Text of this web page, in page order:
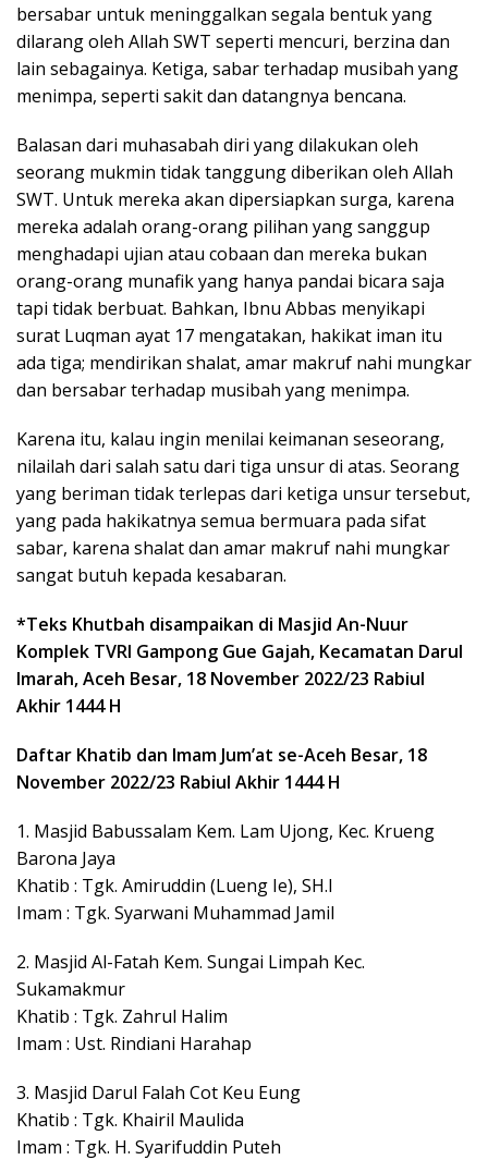
bersabar untuk meninggalkan segala bentuk yang
dilarang oleh Allah SWT seperti mencuri, berzina dan
lain sebagainya. Ketiga, sabar terhadap musibah yang
menimpa, seperti sakit dan datangnya bencana.
Balasan dari muhasabah diri yang dilakukan oleh
seorang mukmin tidak tanggung diberikan oleh Allah
SWT. Untuk mereka akan dipersiapkan surga, karena
mereka adalah orang-orang pilihan yang sanggup
menghadapi ujian atau cobaan dan mereka bukan
orang-orang munafik yang hanya pandai bicara saja
tapi tidak berbuat. Bahkan, Ibnu Abbas menyikapi
surat Luqman ayat 17 mengatakan, hakikat iman itu
ada tiga; mendirikan shalat, amar makruf nahi mungkar
dan bersabar terhadap musibah yang menimpa.
Karena itu, kalau ingin menilai keimanan seseorang,
nilailah dari salah satu dari tiga unsur di atas. Seorang
yang beriman tidak terlepas dari ketiga unsur tersebut,
yang pada hakikatnya semua bermuara pada sifat
sabar, karena shalat dan amar makruf nahi mungkar
sangat butuh kepada kesabaran.
*Teks Khutbah disampaikan di Masjid An-Nuur
Komplek TVRI Gampong Gue Gajah, Kecamatan Darul
Imarah, Aceh Besar, 18 November 2022/23 Rabiul
Akhir 1444 H
Daftar Khatib dan Imam Jum’at se-Aceh Besar, 18
November 2022/23 Rabiul Akhir 1444 H
1. Masjid Babussalam Kem. Lam Ujong, Kec. Krueng
Barona Jaya
Khatib : Tgk. Amiruddin (Lueng Ie), SH.I
Imam : Tgk. Syarwani Muhammad Jamil
2. Masjid Al-Fatah Kem. Sungai Limpah Kec.
Sukamakmur
Khatib : Tgk. Zahrul Halim
Imam : Ust. Rindiani Harahap
3. Masjid Darul Falah Cot Keu Eung
Khatib : Tgk. Khairil Maulida
Imam : Tgk. H. Syarifuddin Puteh